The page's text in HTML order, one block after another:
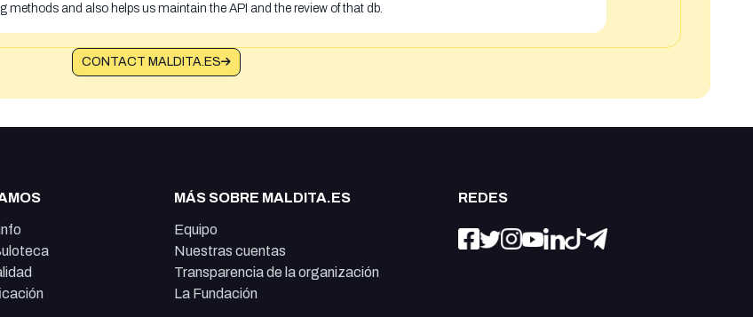
methods and also helps us maintain the API and the review of that db.
CONTACT MALDITA.ES
MÁS SOBRE MALDITA.ES
Equipo
Nuestras cuentas
Transparencia de la organización
La Fundación
REDES